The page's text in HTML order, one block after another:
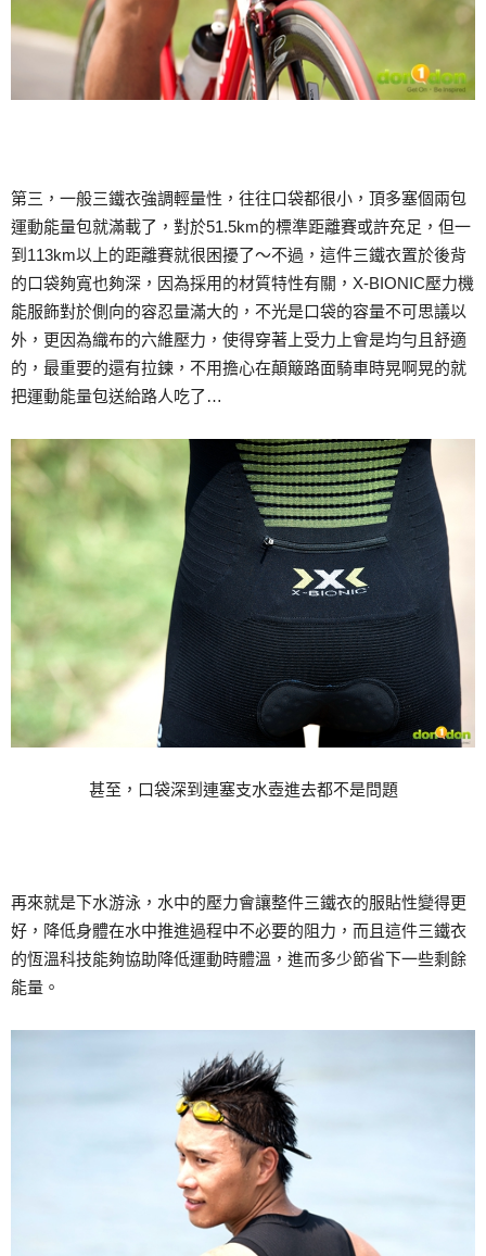
第三，一般三鐵衣強調輕量性，往往口袋都很小，頂多塞個兩包
運動能量包就滿載了，對於51.5km的標準距離賽或許充足，但一
到113km以上的距離賽就很困擾了～不過，這件三鐵衣置於後背
的口袋夠寬也夠深，因為採用的材質特性有關，X-BIONIC壓力機
能服飾對於側向的容忍量滿大的，不光是口袋的容量不可思議以
外，更因為織布的六維壓力，使得穿著上受力上會是均勻且舒適
的，最重要的還有拉鍊，不用擔心在顛簸路面騎車時晃啊晃的就
把運動能量包送給路人吃了…
甚至，口袋深到連塞支水壺進去都不是問題
再來就是下水游泳，水中的壓力會讓整件三鐵衣的服貼性變得更
好，降低身體在水中推進過程中不必要的阻力，而且這件三鐵衣
的恆溫科技能夠協助降低運動時體溫，進而多少節省下一些剩餘
能量。